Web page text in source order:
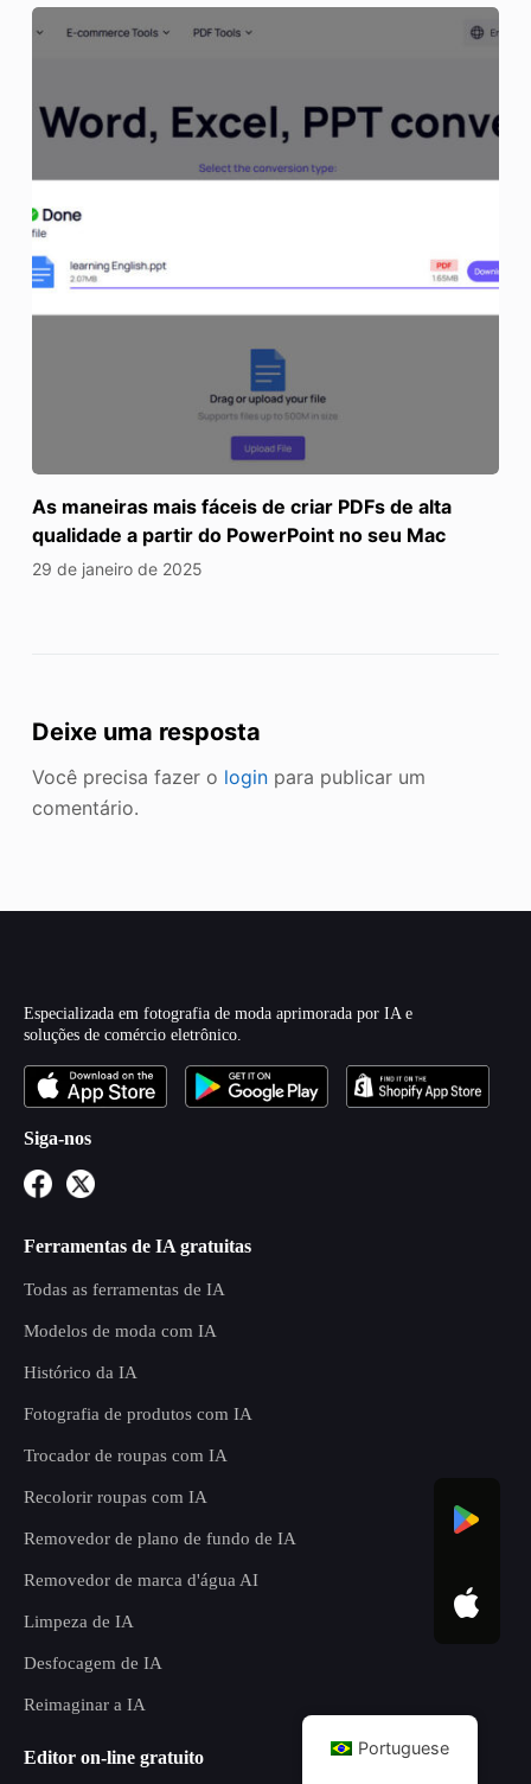
As maneiras mais fáceis de criar PDFs de alta
qualidade a partir do PowerPoint no seu Mac
29 de janeiro de 2025
Deixe uma resposta
Você precisa fazer o loginpara publicar um
comentário.
Especializada em fotografia de moda aprimorada por IA e
soluções de comércio eletrônico.
Siga-nos
Ferramentas de IA gratuitas
Todas as ferramentas de IA
Modelos de moda com IA
Histórico da IA
Fotografia de produtos com IA
Trocador de roupas com IA
Recolorir roupas com IA
Removedor de plano de fundo de IA
Removedor de marca d'água AI
Limpeza de IA
Desfocagem de IA
Reimaginar a IA
Editor on-line gratuito Portuguese